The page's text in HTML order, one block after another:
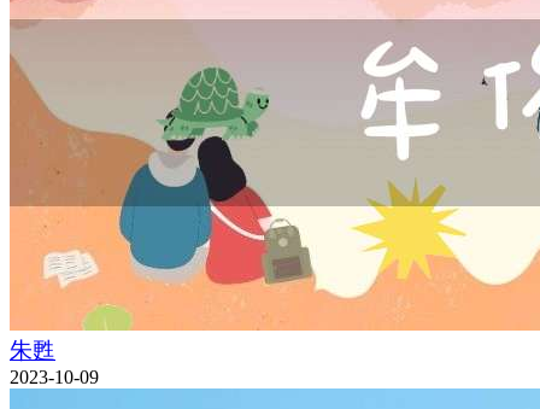
朱甦
2023-10-09